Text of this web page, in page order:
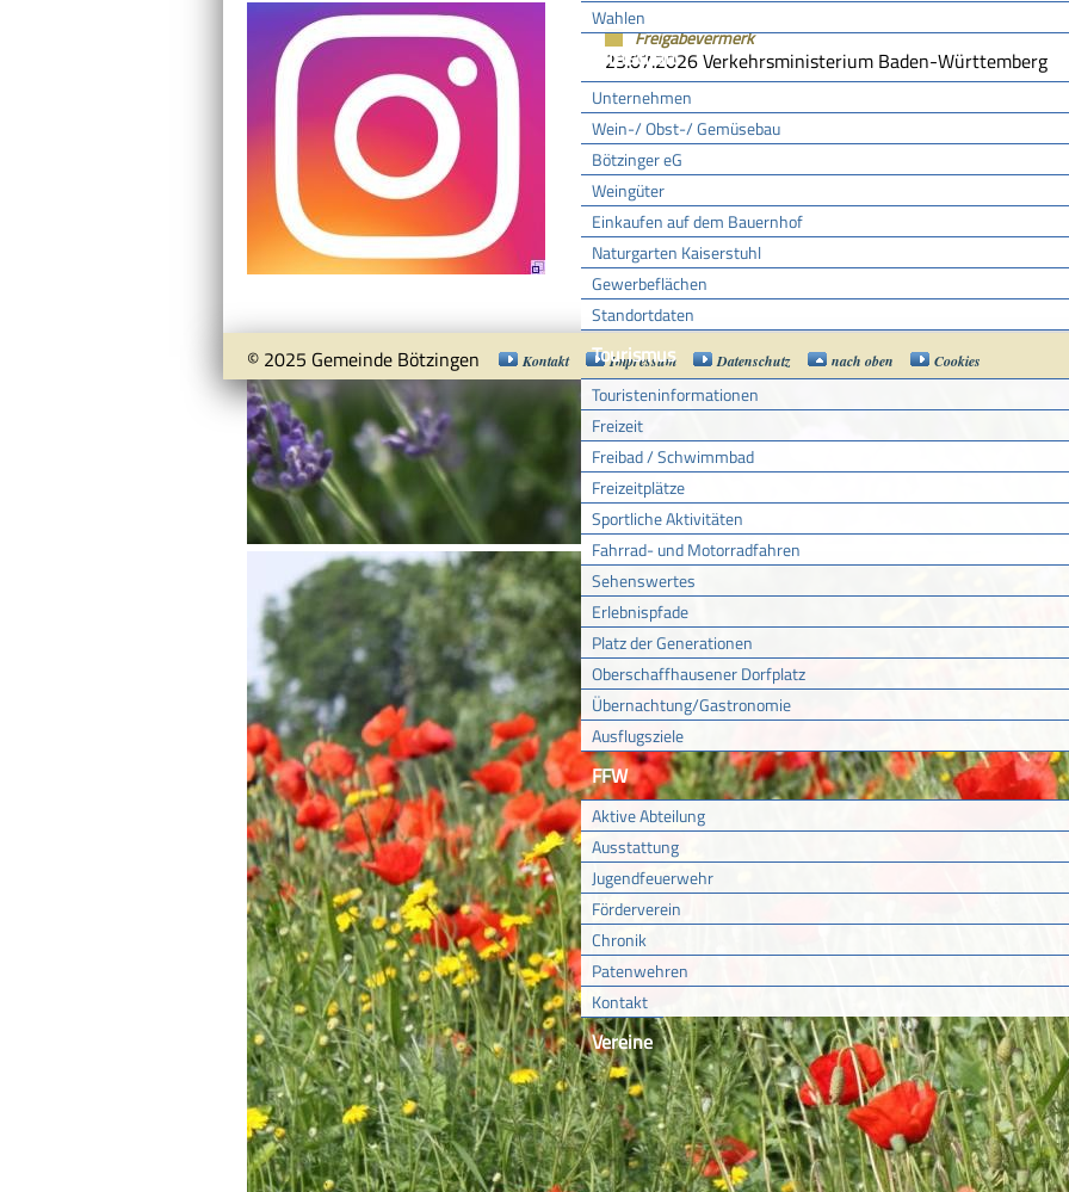
Wahlen
Wirtschaft
Unternehmen
Wein-/ Obst-/ Gemüsebau
Bötzinger eG
Weingüter
Einkaufen auf dem Bauernhof
Naturgarten Kaiserstuhl
Gewerbeflächen
Standortdaten
Tourismus
Touristeninformationen
Freizeit
Freibad / Schwimmbad
Freizeitplätze
Sportliche Aktivitäten
Fahrrad- und Motorradfahren
Sehenswertes
Erlebnispfade
Platz der Generationen
Oberschaffhausener Dorfplatz
Übernachtung/Gastronomie
Ausflugsziele
FFW
Aktive Abteilung
Ausstattung
Jugendfeuerwehr
Förderverein
Chronik
Patenwehren
Kontakt
Vereine
Freigabevermerk
23.07.2026 Verkehrsministerium Baden-Württemberg
© 2025 Gemeinde Bötzingen Kontakt Impressum Datenschutz nach oben Cookies